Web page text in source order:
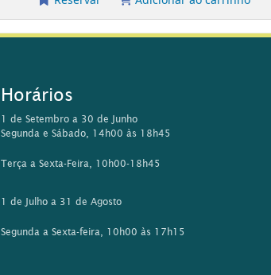
Horários
1 de Setembro a 30 de Junho
Segunda e Sábado, 14h00 às 18h45
Terça a Sexta-Feira, 10h00-18h45
1 de Julho a 31 de Agosto
Segunda a Sexta-feira, 10h00 às 17h15